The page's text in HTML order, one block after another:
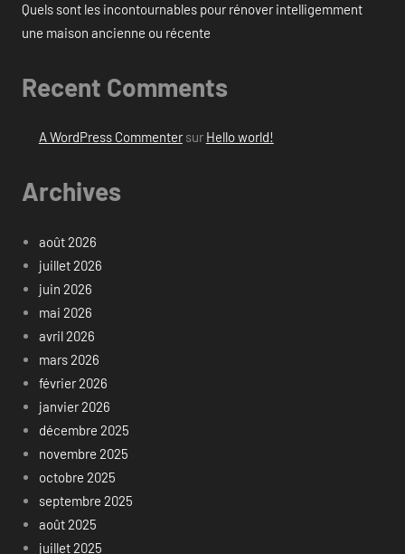
Quels sont les incontournables pour rénover intelligemment
une maison ancienne ou récente
Recent Comments
A WordPress Commentersur Hello world!
Archives
août 2026
juillet 2026
juin 2026
mai 2026
avril 2026
mars 2026
février 2026
janvier 2026
décembre 2025
novembre 2025
octobre 2025
septembre 2025
août 2025
juillet 2025